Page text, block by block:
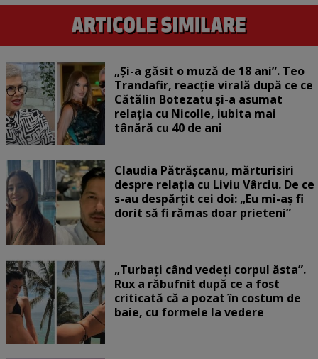
„Și-a găsit o muză de 18 ani”. Teo
Trandafir, reacție virală după ce ce
Cătălin Botezatu și-a asumat
relația cu Nicolle, iubita mai
tânără cu 40 de ani
Claudia Pătrășcanu, mărturisiri
despre relația cu Liviu Vârciu. De ce
s-au despărțit cei doi: „Eu mi-aș fi
dorit să fi rămas doar prieteni”
„Turbați când vedeți corpul ăsta”.
Rux a răbufnit după ce a fost
criticată că a pozat în costum de
baie, cu formele la vedere